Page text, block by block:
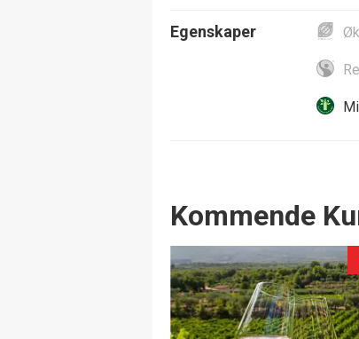
Egenskaper
Events
Kommende